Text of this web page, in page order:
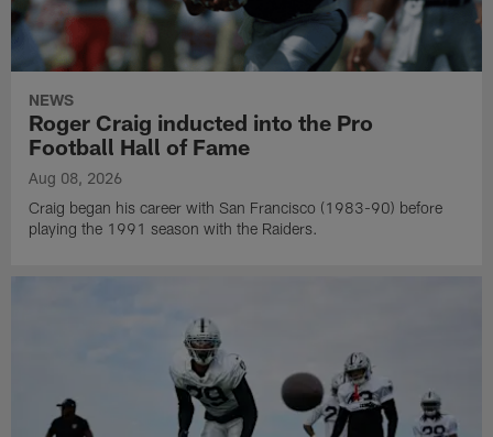
NEWS
Roger Craig inducted into the Pro
Football Hall of Fame
Aug 08, 2026
Craig began his career with San Francisco (1983-90) before
playing the 1991 season with the Raiders.